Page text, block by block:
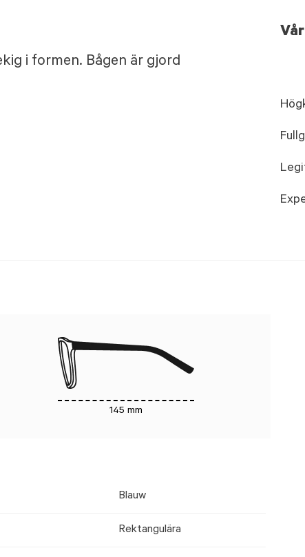
i formen. Bågen är gjord
145 mm
Blauw
Rektangulära